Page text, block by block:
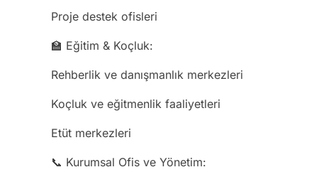
Proje destek ofisleri
🏫 Eğitim & Koçluk:
Rehberlik ve danışmanlık merkezleri
Koçluk ve eğitmenlik faaliyetleri
Etüt merkezleri
📞 Kurumsal Ofis ve Yönetim: